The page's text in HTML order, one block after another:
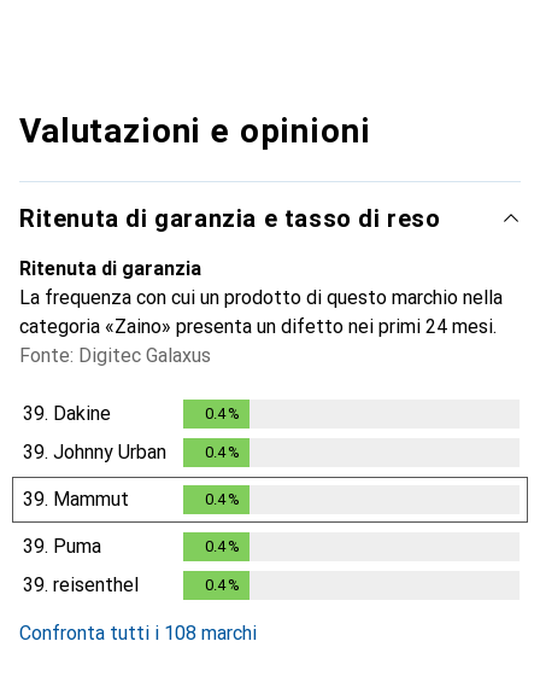
Valutazioni e opinioni
Ritenuta di garanzia e tasso di reso
Ritenuta di garanzia
La frequenza con cui un prodotto di questo marchio nella
categoria «Zaino» presenta un difetto nei primi 24 mesi.
Fonte: Digitec Galaxus
39. Dakine 0.4%
39. Johnny Urban 0.4%
39. Mammut 0.4%
39. Puma 0.4%
39. reisenthel 0.4%
Confronta tutti i 108 marchi